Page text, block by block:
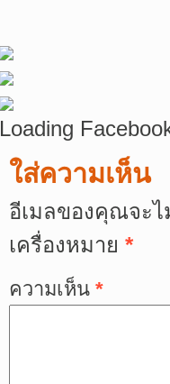
Loading
ใส่ความเห็น
อีเมลของคุณจะ
เครื่องหมาย *
ความเห็น *